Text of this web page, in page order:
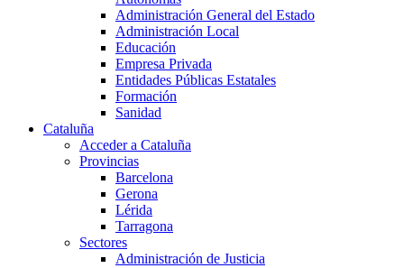
Administración General del Estado
Administración Local
Educación
Empresa Privada
Entidades Públicas Estatales
Formación
Sanidad
Cataluña
Acceder a Cataluña
Provincias
Barcelona
Gerona
Lérida
Tarragona
Sectores
Administración de Justicia